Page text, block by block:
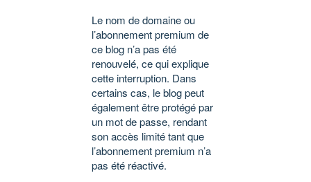
Le nom de domaine ou
l’abonnement premium de
ce blog n’a pas été
renouvelé, ce qui explique
cette interruption. Dans
certains cas, le blog peut
également être protégé par
un mot de passe, rendant
son accès limité tant que
l’abonnement premium n’a
pas été réactivé.